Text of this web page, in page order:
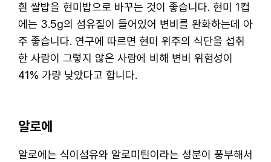
흰 쌀밥을 현미밥으로 바꾸는 것이 좋습니다. 현미 1컵
에는 3.5g의 섬유질이 들어있어 변비를 완화하는데 아
주 좋습니다. 연구에 따르면 현미 위주의 식단을 섭취
한 사람이 그렇지 않은 사람에 비해 변비 위험성이
41% 가량 낮았다고 합니다.
알로에
알로에는 식이섬유와 알로미틴이라는 성분이 풍부해서